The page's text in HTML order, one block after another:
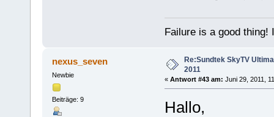
Failure is a good thing!
nexus_seven
Newbie
Beiträge: 9
Re:Sundtek SkyTV
2011
« Antwort #43 am: Juni 29, 2011,
Hallo,